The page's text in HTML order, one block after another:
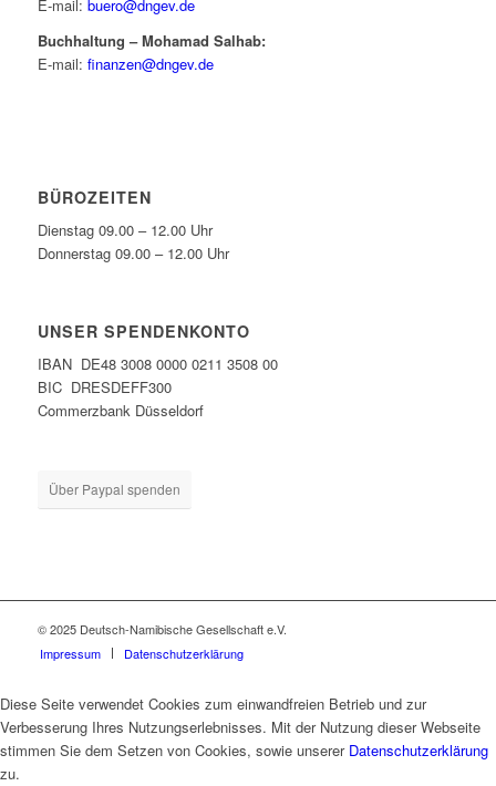
E-mail: buero@dngev.de
Buchhaltung – Mohamad Salhab:
E-mail: finanzen@dngev.de
BÜROZEITEN
Dienstag 09.00 – 12.00 Uhr
Donnerstag 09.00 – 12.00 Uhr
UNSER SPENDENKONTO
IBAN DE48 3008 0000 0211 3508 00
BIC DRESDEFF300
Commerzbank Düsseldorf
Über Paypal spenden
© 2025 Deutsch-Namibische Gesellschaft e.V.
Impressum
Datenschutzerklärung
Diese Seite verwendet Cookies zum einwandfreien Betrieb und zur
Verbesserung Ihres Nutzungserlebnisses. Mit der Nutzung dieser Webseite
stimmen Sie dem Setzen von Cookies, sowie unserer Datenschutzerklärung
zu.